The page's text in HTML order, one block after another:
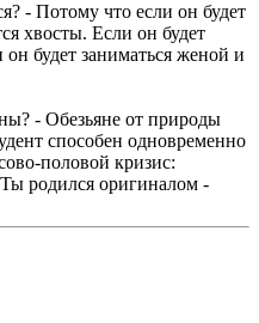
- Потому что если он будет
хвосты. Если он будет
будет заниматься женой и
- Обезьяне от природы
способен одновременно
половой кризис:
родился оригиналом -